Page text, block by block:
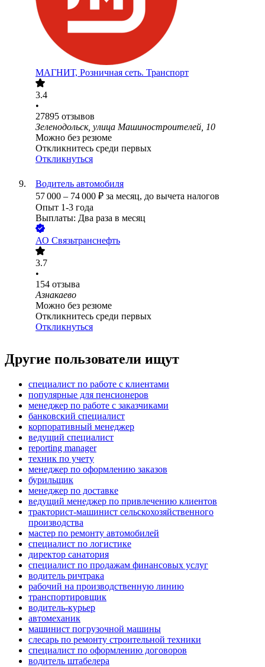
МАГНИТ, Розничная сеть. Транспорт
3.4
•
27895 отзывов
Зеленодольск, улица Машиностроителей, 10
Можно без резюме
Откликнитесь среди первых
Откликнуться
Водитель автомобиля
57 000 – 74 000 ₽ за месяц, до вычета налогов
Опыт 1-3 года
Выплаты: Два раза в месяц
АО Связьтранснефть
3.7
•
154 отзыва
Азнакаево
Можно без резюме
Откликнитесь среди первых
Откликнуться
Другие пользователи ищут
специалист по работе с клиентами
популярные для пенсионеров
менеджер по работе с заказчиками
банковский специалист
корпоративный менеджер
ведущий специалист
reporting manager
техник по учету
менеджер по оформлению заказов
бурильщик
менеджер по доставке
ведущий менеджер по привлечению клиентов
тракторист-машинист сельскохозяйственного
производства
мастер по ремонту автомобилей
специалист по логистике
директор санатория
специалист по продажам финансовых услуг
водитель ричтрака
рабочий на производственную линию
транспортировщик
водитель-курьер
автомеханик
машинист погрузочной машины
слесарь по ремонту строительной техники
специалист по оформлению договоров
водитель штабелера